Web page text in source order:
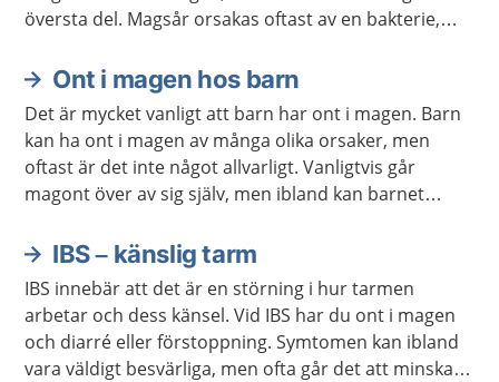
översta del. Magsår orsakas oftast av en bakterie,
magsår. De allra flesta blir bra med behandling.
Ont i magen hos barn
Det är mycket vanligt att barn har ont i magen. Barn
kan ha ont i magen av många olika orsaker, men
oftast är det inte något allvarligt. Vanligtvis går
magont över av sig själv, men ibland kan barnet
IBS – känslig tarm
IBS innebär att det är en störning i hur tarmen
arbetar och dess känsel. Vid IBS har du ont i magen
och diarré eller förstoppning. Symtomen kan ibland
vara väldigt besvärliga, men ofta går det att minska